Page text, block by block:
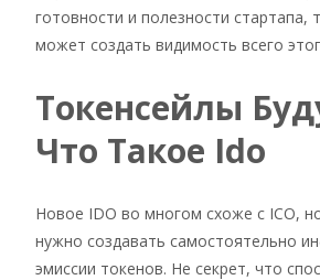
готовности и полезности стартапа,
может создать видимость всего
Токенсейлы
Что Такое Ido
Новое IDO во многом схоже с ICO,
нужно создавать самостоятельно
эмиссии токенов. Не секрет, что